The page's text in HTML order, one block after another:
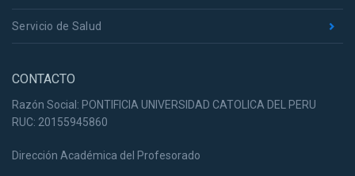
Servicio de Salud
CONTACTO
Razón Social: PONTIFICIA UNIVERSIDAD CATOLICA DEL PERU
RUC: 20155945860
Dirección Académica del Profesorado